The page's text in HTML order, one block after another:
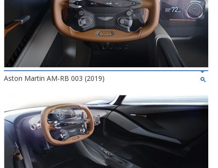
Aston Martin AM-RB 003 (2019)